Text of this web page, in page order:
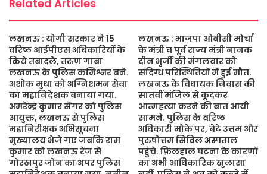
Related Articles
लखनऊ : योगी सरकार ने 15
वरिष्ठ आईपीएस अधिकारियों के
किये तबादले, तरुण गाबा
लखनऊ के पुलिस कमिश्नर बने.
अशोक मुथा को अग्निशमन सेवा
का महानिदेशक बनाया गया.
अमरेन्द्र कुमार सेंगर को पुलिस
आयुक्त, लखनऊ से पुलिस
महानिरीक्षक अभिसूचना
मुख्यालय भेजे गए जबकि राम
कुमार को लखनऊ रेंज से
गोरखपुर जोन का अपर पुलिस
लखनऊ : भाजपा ओबीसी मोर्चा
के मंत्री व पूर्व राज्य मंत्री नानक
दीन भुर्जी की मंगलवार को
संदिग्ध परिस्थितियों में हुई मौत.
लखनऊ के विधायक निवास की
सातवीं मंजिल से कूदकर
आत्महत्या करने की बात आयी
सामने. पुलिस के वरिष्ठ
अधिकारी मौके पर, बेटे उत्तम और
पुरुषोत्तम सिविल अस्पताल
पहुंचे. फ़िलहाल घटना के कारणों
का अभी आधिकारिक खुलासा